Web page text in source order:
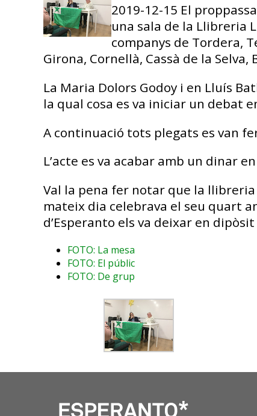
2019-12-15 El
una sala de la Llibreria
companys de Tordera,
Girona, Cornellà, Cassà de la Selva,
La Maria Dolors Godoy i en Lluís
la qual cosa es va iniciar un debat
A continuació tots plegats es van
L’acte es va acabar amb un dinar
Val la pena fer notar que la
mateix dia celebrava el seu quart
d’Esperanto els va deixar en
FOTO: La mesa
FOTO: El públic
FOTO: De grup